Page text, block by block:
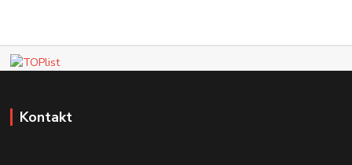
Kontakt